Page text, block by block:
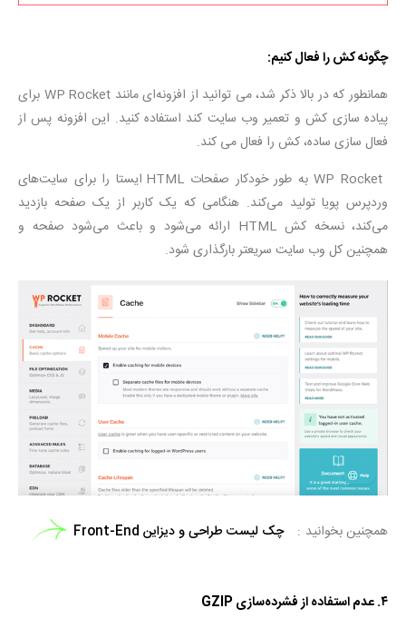
چگونه کش را فعال کنیم:
همانطور که در بالا ذکر شد، می توانید از افزونه‌ای مانند WP Rocket برای
پیاده سازی کش و تعمیر وب سایت کند استفاده کنید. این افزونه پس از
فعال سازی ساده، کش را فعال می کند.
WP Rocket به طور خودکار صفحات HTML ایستا را برای سایت‌های
وردپرس پویا تولید می‌کند. هنگامی که یک کاربر از یک صفحه بازدید
می‌کند، نسخه کش HTML ارائه می‌شود و باعث می‌شود صفحه و
همچنین کل وب سایت سریعتر بارگذاری شود.
همچنین بخوانید چک لیست طراحی و دیزاین Front-End
۴.عدم استفاده از فشرده‌سازیGZIP